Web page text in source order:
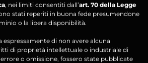
, nei limiti consentiti dall’art. 70 della Legge
stati reperiti in buona fede presumendone
o la libera disponibilità.
espressamente di non avere alcuna
di proprietà intellettuale o industriale di
o omissione, fossero state pubblicate